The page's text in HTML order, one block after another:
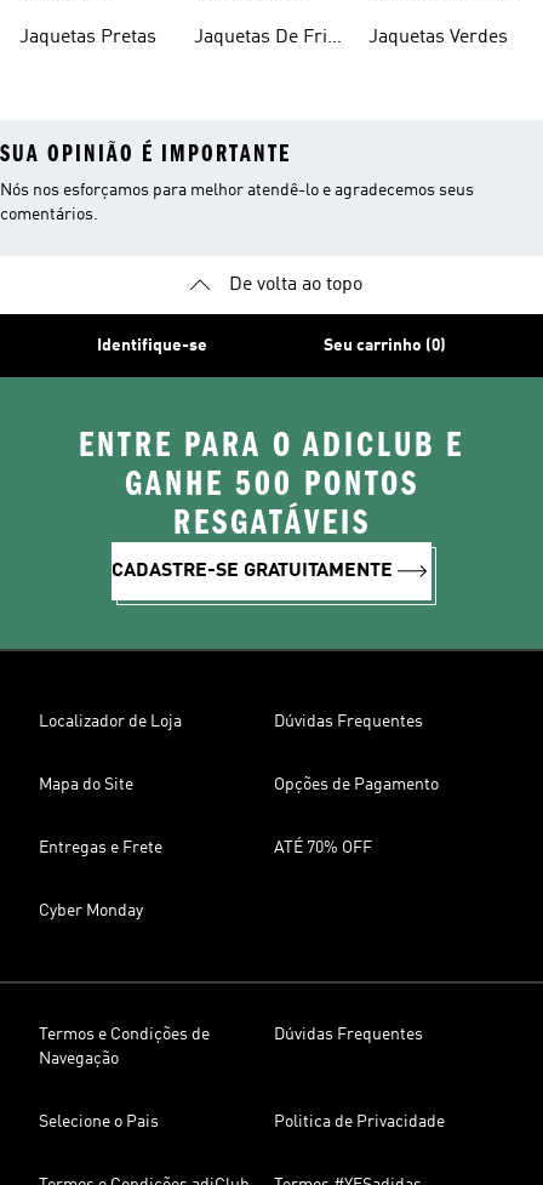
Jaquetas Pretas
Femininos
Jaquetas De Frio
Jaquetas Verdes
SUA OPINIÃO É IMPORTANTE
Nós nos esforçamos para melhor atendê-lo e agradecemos seus
comentários.
De volta ao topo
Identifique-se Seu carrinho (0)
ENTRE PARA O ADICLUB E
GANHE 500 PONTOS
RESGATÁVEIS
CADASTRE-SE GRATUITAMENTE
Localizador de Loja Dúvidas Frequentes
Mapa do Site Opções de Pagamento
Entregas e Frete ATÉ 70% OFF
Cyber Monday
Termos e Condições de
Navegação
Dúvidas Frequentes
Selecione o Pais Politica de Privacidade